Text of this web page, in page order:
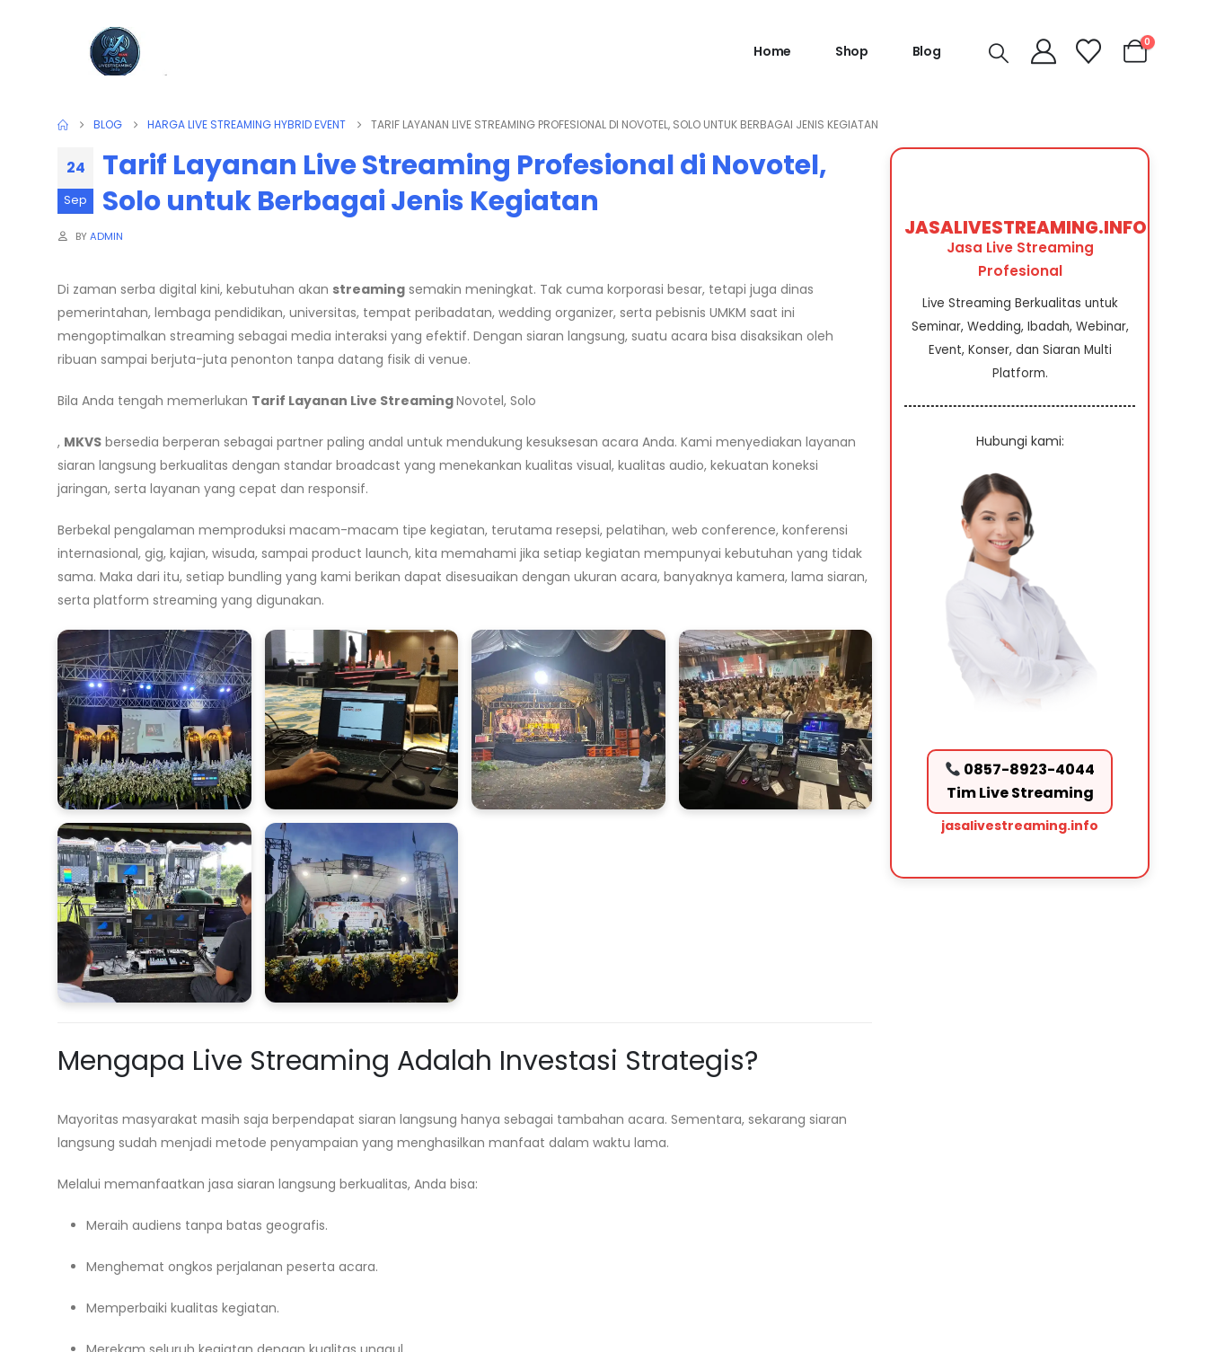
Home Shop Blog
0
BLOG HARGA LIVE STREAMING HYBRID EVENT TARIF LAYANAN LIVE STREAMING PROFESIONAL DI NOVOTEL, SOLO UNTUK BERBAGAI JENIS KEGIATAN
24
Sep
Tarif Layanan Live Streaming Profesional di Novotel,
Solo untuk Berbagai Jenis Kegiatan
BYADMIN
Di zaman serba digital kini, kebutuhan akan streaming semakin meningkat. Tak cuma korporasi besar, tetapi juga dinas
pemerintahan, lembaga pendidikan, universitas, tempat peribadatan, wedding organizer, serta pebisnis UMKM saat ini
mengoptimalkan streaming sebagai media interaksi yang efektif. Dengan siaran langsung, suatu acara bisa disaksikan oleh
ribuan sampai berjuta-juta penonton tanpa datang fisik di venue.
Bila Anda tengah memerlukan Tarif Layanan Live StreamingNovotel, Solo
, MKVS bersedia berperan sebagai partner paling andal untuk mendukung kesuksesan acara Anda. Kami menyediakan layanan
siaran langsung berkualitas dengan standar broadcast yang menekankan kualitas visual, kualitas audio, kekuatan koneksi
jaringan, serta layanan yang cepat dan responsif.
Berbekal pengalaman memproduksi macam-macam tipe kegiatan, terutama resepsi, pelatihan, web conference, konferensi
internasional, gig, kajian, wisuda, sampai product launch, kita memahami jika setiap kegiatan mempunyai kebutuhan yang tidak
sama. Maka dari itu, setiap bundling yang kami berikan dapat disesuaikan dengan ukuran acara, banyaknya kamera, lama siaran,
serta platform streaming yang digunakan.
Mengapa Live Streaming Adalah Investasi Strategis?
Mayoritas masyarakat masih saja berpendapat siaran langsung hanya sebagai tambahan acara. Sementara, sekarang siaran
langsung sudah menjadi metode penyampaian yang menghasilkan manfaat dalam waktu lama.
Melalui memanfaatkan jasa siaran langsung berkualitas, Anda bisa:
Meraih audiens tanpa batas geografis.
Menghemat ongkos perjalanan peserta acara.
Memperbaiki kualitas kegiatan.
JASALIVESTREAMING.INFO
Jasa Live Streaming
Profesional
Live Streaming Berkualitas untuk
Seminar, Wedding, Ibadah, Webinar,
Event, Konser, dan Siaran Multi
Platform.
Hubungi kami:
0857-8923-4044
Tim Live Streaming
jasalivestreaming.info